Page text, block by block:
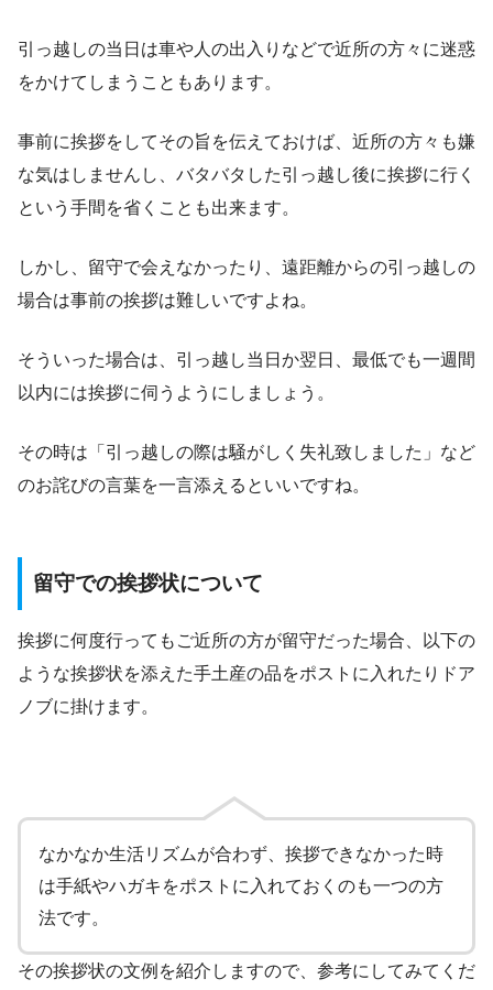
引っ越しの当日は車や人の出入りなどで近所の方々に迷惑
をかけてしまうこともあります。
事前に挨拶をしてその旨を伝えておけば、近所の方々も嫌
な気はしませんし、バタバタした引っ越し後に挨拶に行く
という手間を省くことも出来ます。
しかし、留守で会えなかったり、遠距離からの引っ越しの
場合は事前の挨拶は難しいですよね。
そういった場合は、引っ越し当日か翌日、最低でも一週間
以内には挨拶に伺うようにしましょう。
その時は「引っ越しの際は騒がしく失礼致しました」など
のお詫びの言葉を一言添えるといいですね。
留守での挨拶状について
挨拶に何度行ってもご近所の方が留守だった場合、以下の
ような挨拶状を添えた手土産の品をポストに入れたりドア
ノブに掛けます。
なかなか生活リズムが合わず、挨拶できなかった時
は手紙やハガキをポストに入れておくのも一つの方
法です。
その挨拶状の文例を紹介しますので、参考にしてみてくだ